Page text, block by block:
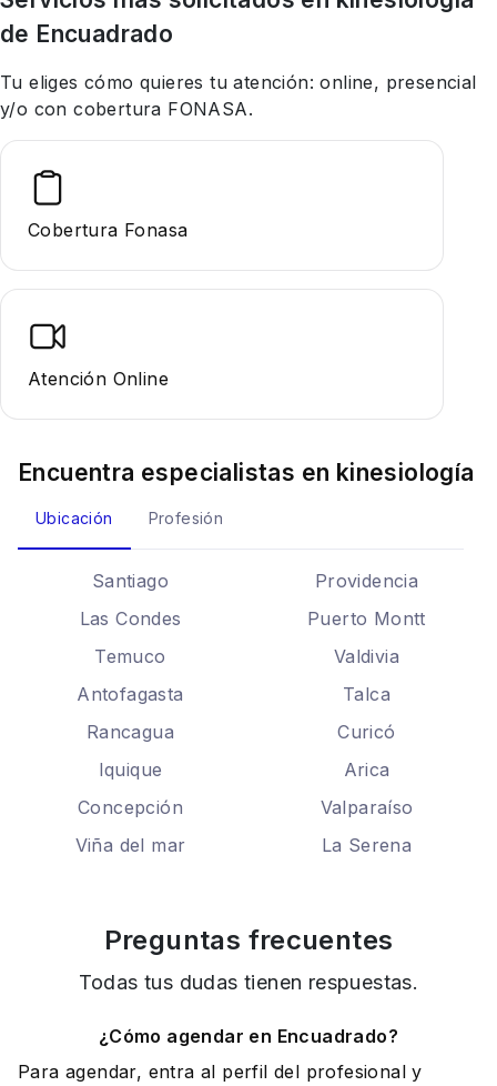
de Encuadrado
Tu eliges cómo quieres tu atención: online, presencial
y/o con cobertura FONASA.
Cobertura Fonasa
Atención Online
Encuentra especialistas en kinesiología
Ubicación Profesión
Santiago
Providencia
Las Condes
Puerto Montt
Temuco
Valdivia
Antofagasta
Talca
Rancagua
Curicó
Iquique
Arica
Concepción
Valparaíso
Viña del mar
La Serena
Preguntas frecuentes
Todas tus dudas tienen respuestas.
¿Cómo agendar en Encuadrado?
Para agendar, entra al perfil del profesional y